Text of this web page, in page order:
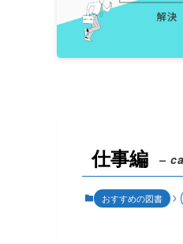
仕事編 –
おすすめの図書